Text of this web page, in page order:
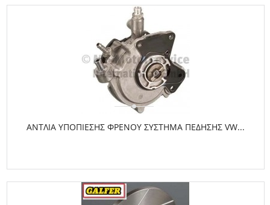
ΑΝΤΛΙΑ ΥΠΟΠΙΕΣΗΣ ΦΡΕΝΟΥ ΣΥΣΤΗΜΑ ΠΕΔΗΣΗΣ VW...